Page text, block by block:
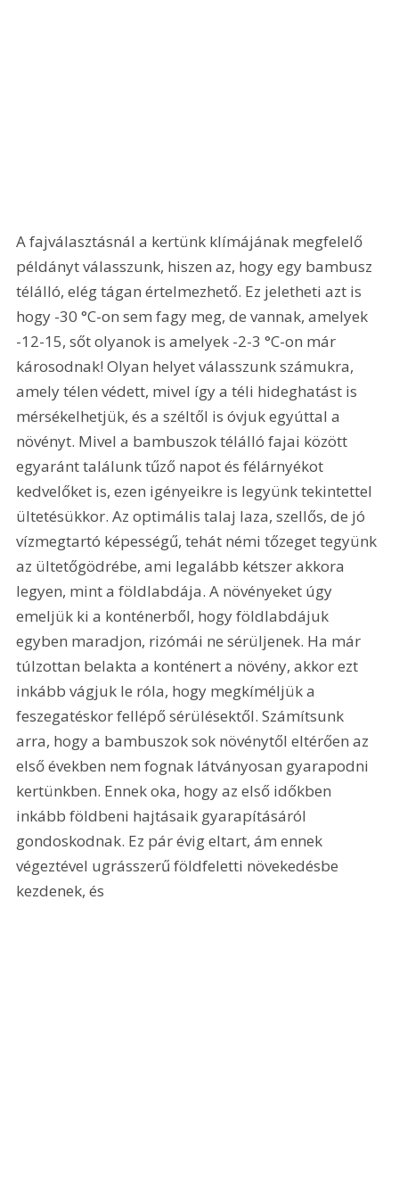
A fajválasztásnál a kertünk klímájának megfelelő
példányt válasszunk, hiszen az, hogy egy bambusz
télálló, elég tágan értelmezhető. Ez jeletheti azt is
hogy -30 °C-on sem fagy meg, de vannak, amelyek
-12-15, sőt olyanok is amelyek -2-3 °C-on már
károsodnak! Olyan helyet válasszunk számukra,
amely télen védett, mivel így a téli hideghatást is
mérsékelhetjük, és a széltől is óvjuk egyúttal a
növényt. Mivel a bambuszok télálló fajai között
egyaránt találunk tűző napot és félárnyékot
kedvelőket is, ezen igényeikre is legyünk tekintettel
ültetésükkor. Az optimális talaj laza, szellős, de jó
vízmegtartó képességű, tehát némi tőzeget tegyünk
az ültetőgödrébe, ami legalább kétszer akkora
legyen, mint a földlabdája. A növényeket úgy
emeljük ki a konténerből, hogy földlabdájuk
egyben maradjon, rizómái ne sérüljenek. Ha már
túlzottan belakta a konténert a növény, akkor ezt
inkább vágjuk le róla, hogy megkíméljük a
feszegatéskor fellépő sérülésektől. Számítsunk
arra, hogy a bambuszok sok növénytől eltérően az
első években nem fognak látványosan gyarapodni
kertünkben. Ennek oka, hogy az első időkben
inkább földbeni hajtásaik gyarapításáról
gondoskodnak. Ez pár évig eltart, ám ennek
végeztével ugrásszerű földfeletti növekedésbe
kezdenek, és